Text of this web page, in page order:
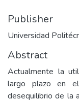
Publisher
Universidad
Abstract
Actualmente la
largo plazo en
desequilibrio de la